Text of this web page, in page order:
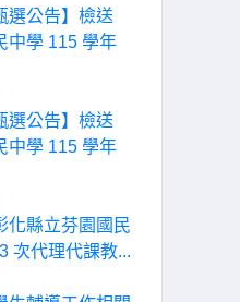
選公告】檢送
中學 115 學年
選公告】檢送
中學 115 學年
化縣立芬園國民
次代理代課教...